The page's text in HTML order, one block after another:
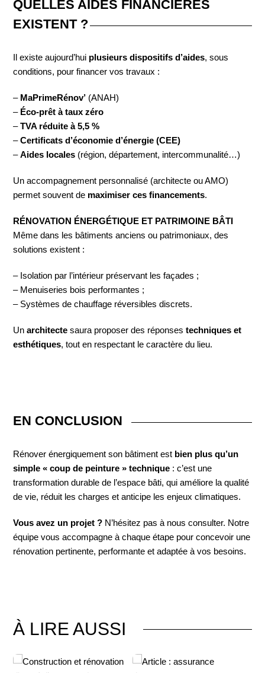
QUELLES AIDES FINANCIÈRES
EXISTENT ?
Il existe aujourd’hui plusieurs dispositifs d’aides, sous
conditions, pour financer vos travaux :
– MaPrimeRénov’ (ANAH)
– Éco-prêt à taux zéro
–TVA réduite à 5,5 %
–Certificats d’économie d’énergie (CEE)
–Aides locales (région, département, intercommunalité…)
Un accompagnement personnalisé (architecte ou AMO)
permet souvent de maximiser ces financements.
RÉNOVATION ÉNERGÉTIQUE ET PATRIMOINE BÂTI
Même dans les bâtiments anciens ou patrimoniaux, des
solutions existent :
– Isolation par l’intérieur préservant les façades ;
– Menuiseries bois performantes ;
– Systèmes de chauffage réversibles discrets.
Unarchitecte saura proposer des réponsestechniques et
esthétiques, tout en respectant le caractère du lieu.
EN CONCLUSION
Rénover énergiquement son bâtiment est bien plus qu’un
simple « coup de peinture » technique : c’est une
transformation durable de l’espace bâti, qui améliore la qualité
de vie, réduit les charges et anticipe les enjeux climatiques.
Vous avez un projet ? N’hésitez pas à nous consulter. Notre
équipe vous accompagne à chaque étape pour concevoir une
rénovation pertinente, performante et adaptée à vos besoins.
À LIRE AUSSI